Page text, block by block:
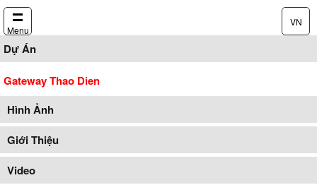
Menu
VN
Dự Án
Gateway Thao Dien
Hình Ảnh
Giới Thiệu
Video